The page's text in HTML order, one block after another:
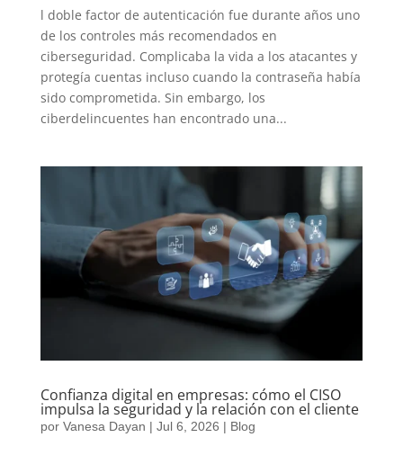
l doble factor de autenticación fue durante años uno
de los controles más recomendados en
ciberseguridad. Complicaba la vida a los atacantes y
protegía cuentas incluso cuando la contraseña había
sido comprometida. Sin embargo, los
ciberdelincuentes han encontrado una...
Confianza digital en empresas: cómo el CISO
impulsa la seguridad y la relación con el cliente
por Vanesa Dayan | Jul 6, 2026 | Blog